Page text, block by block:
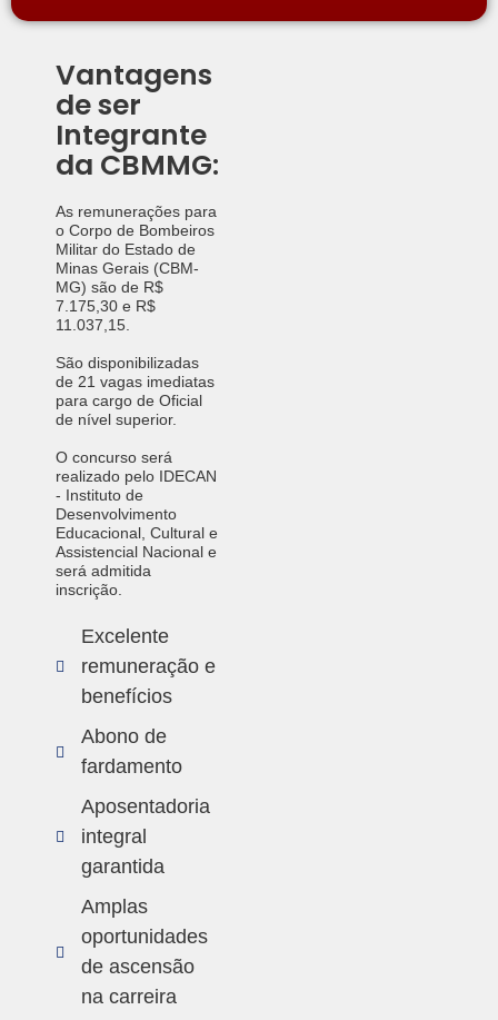
Vantagens
de ser
Integrante
da CBMMG:
As remunerações para
o Corpo de Bombeiros
Militar do Estado de
Minas Gerais (CBM-
MG) são de R$
7.175,30 e R$
11.037,15.
São disponibilizadas
de 21 vagas imediatas
para cargo de Oficial
de nível superior.
O concurso será
realizado pelo IDECAN
- Instituto de
Desenvolvimento
Educacional, Cultural e
Assistencial Nacional e
será admitida
inscrição.
Excelente
remuneração e
benefícios
Abono de
fardamento
Aposentadoria
integral
garantida
Amplas
oportunidades
de ascensão
na carreira